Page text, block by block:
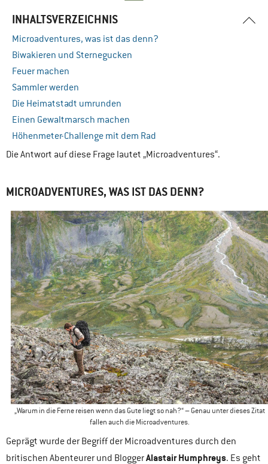
INHALTSVERZEICHNIS
Microadventures, was ist das denn?
Biwakieren und Sternegucken
Feuer machen
Sammler werden
Die Heimatstadt umrunden
Einen Gewaltmarsch machen
Höhenmeter-Challenge mit dem Rad
Die Antwort auf diese Frage lautet „Microadventures“.
MICROADVENTURES, WAS IST DAS DENN?
„Warum in die Ferne reisen wenn das Gute liegt so nah?“ – Genau unter dieses Zitat
fallen auch die Microadventures.
Geprägt wurde der Begriff der Microadventures durch den
britischen Abenteurer und BloggerAlastair Humphreys. Es geht